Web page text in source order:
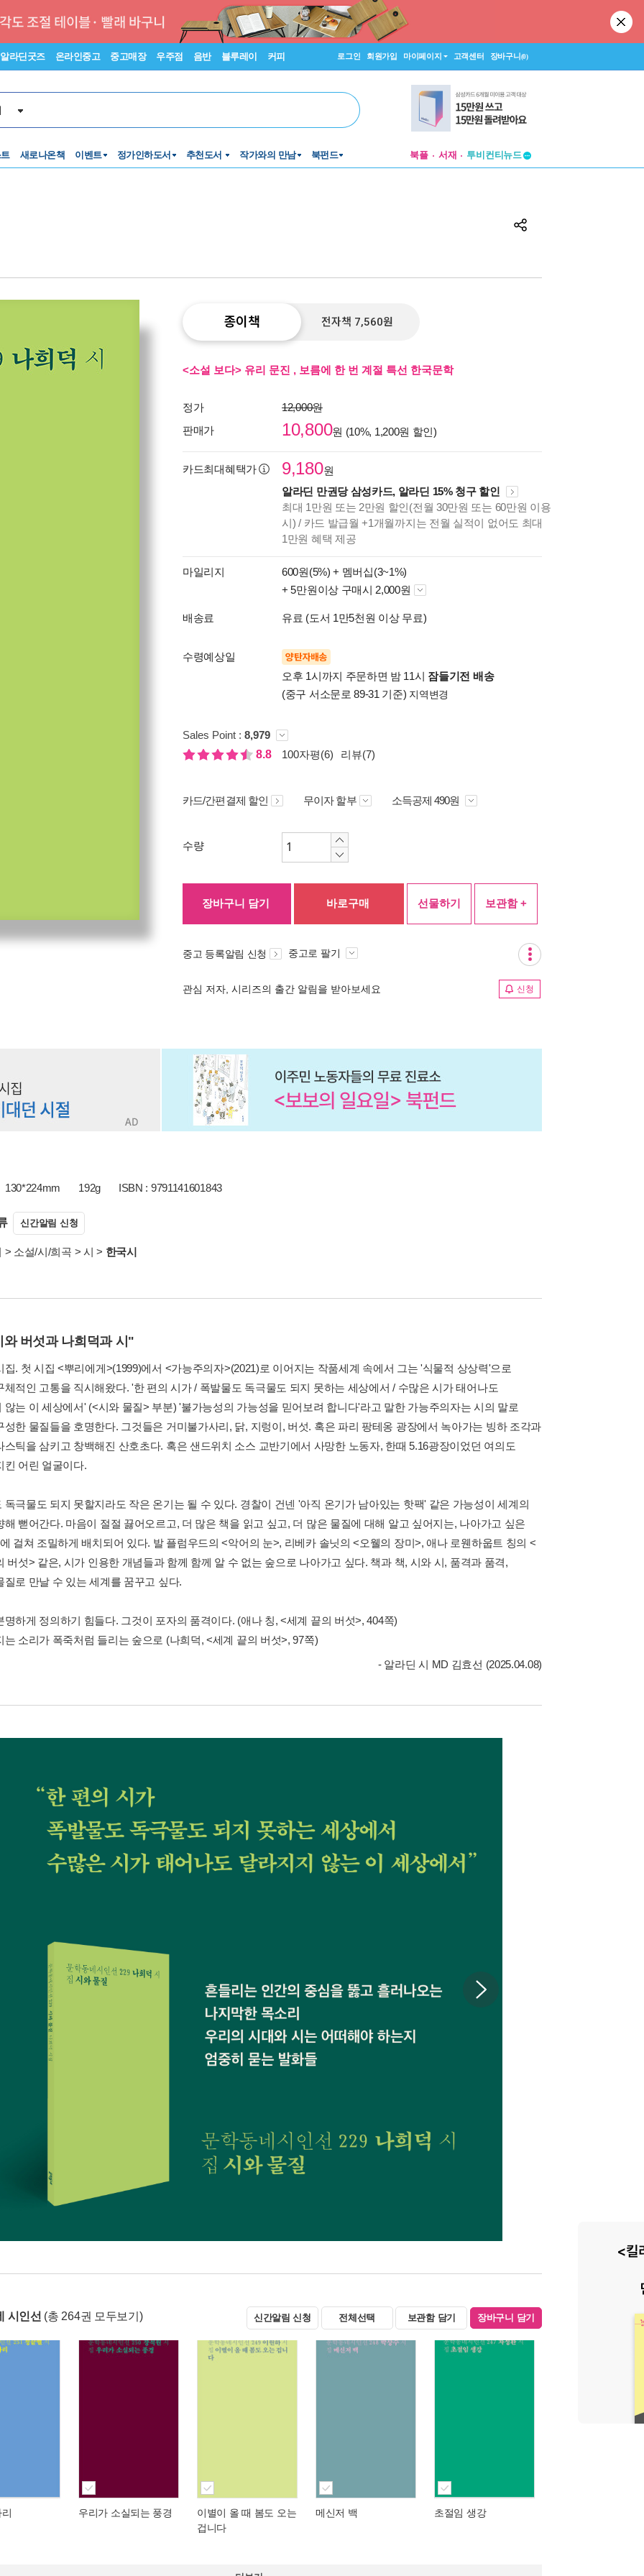
알라딘굿즈 온라인중고 중고매장 우주점 음반 블루레이 커피 로그인 회원가입 마이페이지 고객센터 장바구니(0)
새로나온책 이벤트 정가인하도서 추천도서 작가와의 만남 북펀드 북플 서재
투비컨티뉴드
종이책 전자책 7,560원
<소설 보다> 유리 문진 , 보름에 한 번 계절 특선 한국문학
정가
12,000원
판매가
10,800원 (10%, 1,200원 할인)
카드최대혜택가 9,180원
알라딘 만권당 삼성카드, 알라딘 15% 청구 할인
최대 1만원 또는 2만원 할인(전월 30만원 또는 60만원 이용
시) / 카드 발급월 +1개월까지는 전월 실적이 없어도 최대
1만원 혜택 제공
마일리지 600원(5%) + 멤버십(3~1%)
+ 5만원이상 구매시 2,000원
배송료 유료 (도서 1만5천원 이상 무료)
수령예상일 양탄자배송
오후 1시까지 주문하면 밤 11시 잠들기전 배송
(중구 서소문로 89-31 기준) 지역변경
Sales Point : 8,979
8.8
100자평(6) 리뷰(7)
카드/간편결제 할인 무이자 할부 소득공제 490원
수량
장바구니 담기 바로구매 선물하기 보관함 +
중고 등록알림 신청 중고로 팔기
관심 저자, 시리즈의 출간 알림을 받아보세요 신청
130*224mm 192g ISBN : 9791141601843
신간알림 신청
> 소설/시/희곡 > 시 > 한국시
버섯과 나희덕과 시"
집. 첫 시집 <뿌리에게>(1999)에서 <가능주의자>(2021)로 이어지는 작품세계 속에서 그는 '식물적 상상력'으로
체적인 고통을 직시해왔다. '한 편의 시가 / 폭발물도 독극물도 되지 못하는 세상에서 / 수많은 시가 태어나도
않는 이 세상에서' (<시와 물질> 부분) '불가능성의 가능성을 믿어보려 합니다'라고 말한 가능주의자는 시의 말로
성한 물질들을 호명한다. 그것들은 거미불가사리, 닭, 지렁이, 버섯. 혹은 파리 팡테옹 광장에서 녹아가는 빙하 조각과
스틱을 삼키고 창백해진 산호초다. 혹은 샌드위치 소스 교반기에서 사망한 노동자, 한때 5.16광장이었던 여의도
킨 어린 얼굴이다.
독극물도 되지 못할지라도 작은 온기는 될 수 있다. 경찰이 건넨 '아직 온기가 남아있는 핫팩' 같은 가능성이 세계의
해 뻗어간다. 마음이 절절 끓어오르고, 더 많은 책을 읽고 싶고, 더 많은 물질에 대해 알고 싶어지는, 나아가고 싶은
걸쳐 조밀하게 배치되어 있다. 발 플럼우드의 <악어의 눈>, 리베카 솔닛의 <오웰의 장미>, 애나 로웬하웁트 칭의 <
버섯> 같은, 시가 인용한 개념들과 함께 함께 알 수 없는 숲으로 나아가고 싶다. 책과 책, 시와 시, 품격과 품격,
질로 만날 수 있는 세계를 꿈꾸고 싶다.
명하게 정의하기 힘들다. 그것이 포자의 품격이다. (애나 칭, <세계 끝의 버섯>, 404쪽)
는 소리가 폭죽처럼 들리는 숲으로 (나희덕, <세계 끝의 버섯>, 97쪽)
- 알라딘 시 MD 김효선 (2025.04.08)
시인선 (총 264권 모두보기) 신간알림 신청 전체선택 보관함 담기 장바구니 담기
우리가 소실되는 풍경
이별이 올 때 봄도 오는
겁니다
메신저 백 초절임 생강